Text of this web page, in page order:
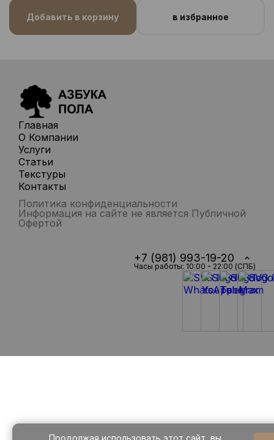
Добавить в корзину в избранное
Главная
О Компании
Услуги
Статьи
Текстуры
Контакты
Политика конфиденциальности
Информация на сайте не является Публичной
Офертой
+7 (981) 993-19-20
Часы работы: 10:00 - 22:00 (СПБ)
Продолжая использовать этот сайт, вы